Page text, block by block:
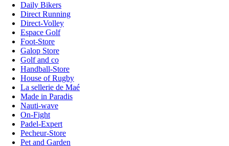
Daily Bikers
Direct Running
Direct-Volley
Espace Golf
Foot-Store
Galop Store
Golf and co
Handball-Store
House of Rugby
La sellerie de Maé
Made in Paradis
Nauti-wave
On-Fight
Padel-Expert
Pecheur-Store
Pet and Garden